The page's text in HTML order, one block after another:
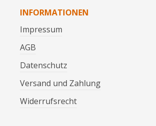
INFORMATIONEN
Impressum
AGB
Datenschutz
Versand und Zahlung
Widerrufsrecht